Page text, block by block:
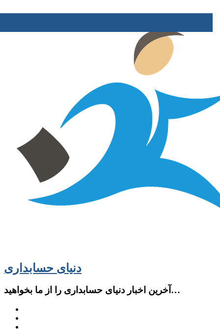
دنیای حسابداری
آخرین اخبار دنیای حسابداری را از ما بخواهید…